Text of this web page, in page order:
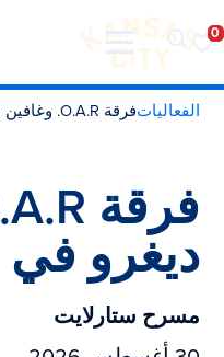
تفضل بزيارة مدينة
الانتقال إلى المحتوى
الفعالياتفرقة O.A.R. وغافين ديغرو في ستارلايت
ديغرو
مسرح ستارلايت